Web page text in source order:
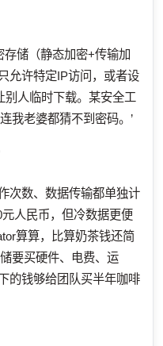
存储（静态加密+传输加
允许特定IP访问，或者设
别人临时下载。某安全工
我老婆都猜不到密码。’
次数、数据传输都单独计
人民币，但冷数据更便
算算，比算奶茶钱还简
要买硬件、电费、运
的钱够给团队买半年咖啡